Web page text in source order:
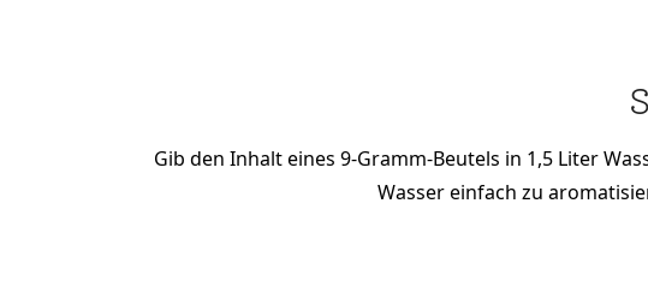
Gib den Inhalt eines 9-Gramm-Beutels in 1,5 Liter
Wasser einfach zu